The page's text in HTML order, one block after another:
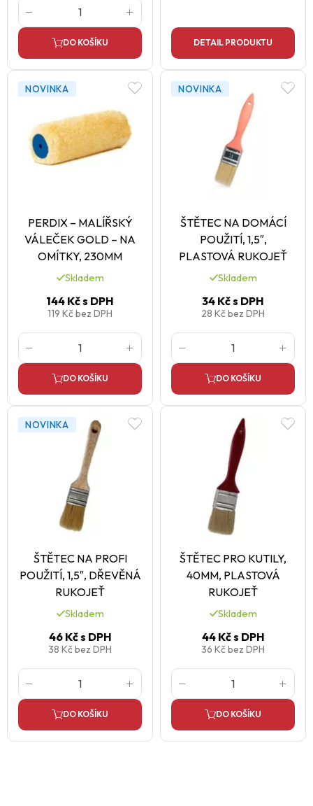
DO KOŠÍKU DETAIL PRODUKTU
NOVINKA
PERDIX – MALÍŘSKÝ
VÁLEČEK GOLD – NA
OMÍTKY, 230MM
Skladem
144 Kčs DPH
119 Kčbez DPH
DO KOŠÍKU
NOVINKA
ŠTĚTEC NA DOMÁCÍ
POUŽITÍ, 1,5″,
PLASTOVÁ RUKOJEŤ
Skladem
34 Kčs DPH
28 Kčbez DPH
DO KOŠÍKU
NOVINKA
ŠTĚTEC NA PROFI
POUŽITÍ, 1,5″, DŘEVĚNÁ
RUKOJEŤ
Skladem
46 Kčs DPH
38 Kčbez DPH
DO KOŠÍKU
ŠTĚTEC PRO KUTILY,
40MM, PLASTOVÁ
RUKOJEŤ
Skladem
44 Kčs DPH
36 Kčbez DPH
DO KOŠÍKU